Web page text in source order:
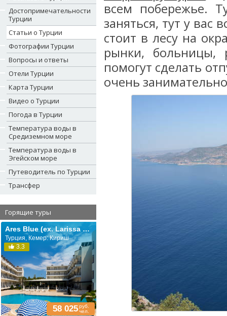
Достопримечательности
Турции
Статьи о Турции
Фотографии Турции
Вопросы и ответы
Отели Турции
Карта Турции
Видео о Турции
Погода в Турции
Температура воды в
Средиземном море
Температура воды в
Эгейском море
Путеводитель по Турции
Трансфер
Горящие туры
Ares Blue (ex. Larissa Blue)
Турция, Кемер: Кириш
3.3
58 025руб.
чел.
всем побережье.
заняться, тут у вас
стоит в лесу на
рынки, больницы,
помогут сделать
очень